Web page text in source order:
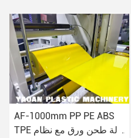
AF-1000mm PP PE ABS
TPE آلة طحن ورق مع نظام